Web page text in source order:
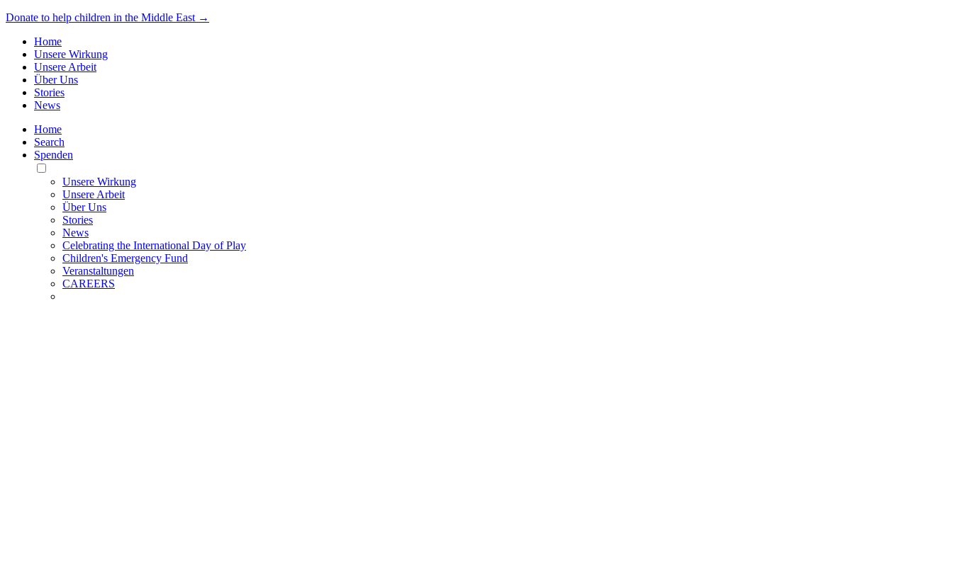
Donate to help children in the Middle East →
Home
Unsere Wirkung
Unsere Arbeit
Über Uns
Stories
News
Home
Search
Spenden
Toggle
Mobile
Menu
Unsere Wirkung
Unsere Arbeit
Über Uns
Stories
News
Celebrating the International Day of Play
Children's Emergency Fund
Veranstaltungen
CAREERS